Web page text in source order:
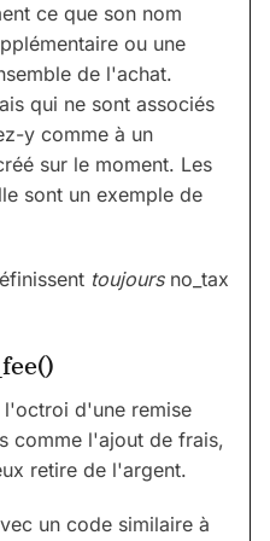
ce que son nom
ou une
de l'achat.
qui ne sont associés
y comme à un
sur le moment. Les
sont un exemple de
toujoursno_tax
d'une remise
comme l'ajout de frais,
retire de l'argent.
un code similaire à